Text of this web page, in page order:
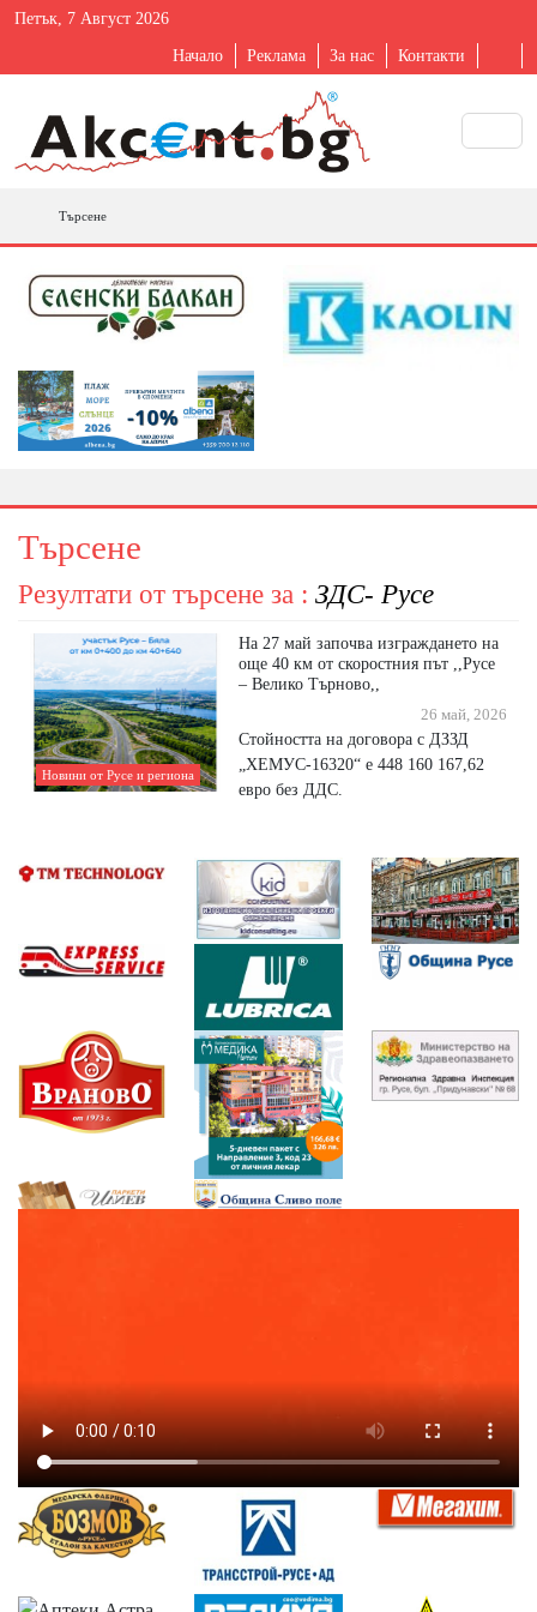
Петък, 7 Август 2026
Начало Реклама За нас Контакти
Търсене
Търсене
Резултати от търсене за : ЗДС- Русе
Новини от Русе и региона
На 27 май започва изграждането на
още 40 км от скоростния път ,,Русе
– Велико Търново,,
26 май, 2026
Стойността на договора с ДЗЗД
„ХЕМУС-16320“ е 448 160 167,62
евро без ДДС.